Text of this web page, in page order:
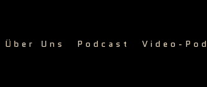
Über Uns Podcast Video-